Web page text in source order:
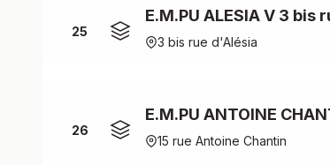
25
E.M.PU ALESIA V 3 bis
3 bis rue d'Alésia
26
E.M.PU ANTOINE
15 rue Antoine Chantin